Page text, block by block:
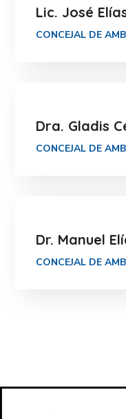
Lic. José
CONCEJAL DE
Dra. Gladis
CONCEJAL DE
Dr. Manuel
CONCEJAL DE